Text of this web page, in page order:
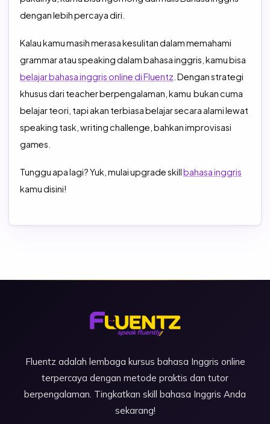
dengan lebih percaya diri.
Kalau kamu masih merasa kesulitan dalam memahami
grammar atau speaking dalam bahasa inggris, kamu bisa
belajar bahasa inggris online di Fluentz . Dengan strategi
khusus dari teacher berpengalaman, kamu bukan cuma
belajar teori, tapi akan terbiasa belajar secara alami lewat
speaking task, writing challenge, bahkan improvisasi
games.
Tunggu apa lagi? Yuk, mulai upgrade skillbahasa inggris
kamu disini!
Fluentz adalah lembaga kursus bahasa Inggris online
terpercaya dengan metode praktis dan tutor
berpengalaman. Tingkatkan skill bahasa Inggris Anda
sekarang!